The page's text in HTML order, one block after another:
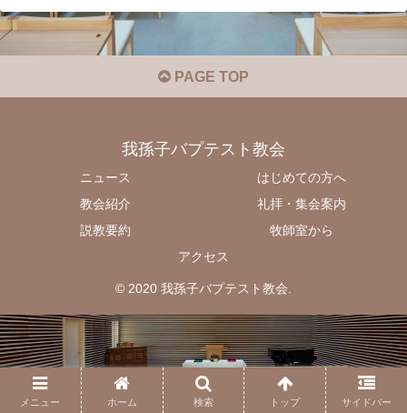
PAGE TOP
我孫子バプテスト教会
ニュース
はじめての方へ
教会紹介
礼拝・集会案内
説教要約
牧師室から
アクセス
© 2020 我孫子バプテスト教会.
メニュー ホーム 検索 トップ サイドバー